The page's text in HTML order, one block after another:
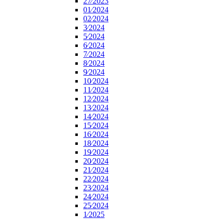
01⁄2024
02⁄2024
3⁄2024
5⁄2024
6⁄2024
7⁄2024
8⁄2024
9⁄2024
10⁄2024
11⁄2024
12⁄2024
13⁄2024
14⁄2024
15⁄2024
16⁄2024
18⁄2024
19⁄2024
20⁄2024
21⁄2024
22⁄2024
23⁄2024
24⁄2024
25⁄2024
1⁄2025